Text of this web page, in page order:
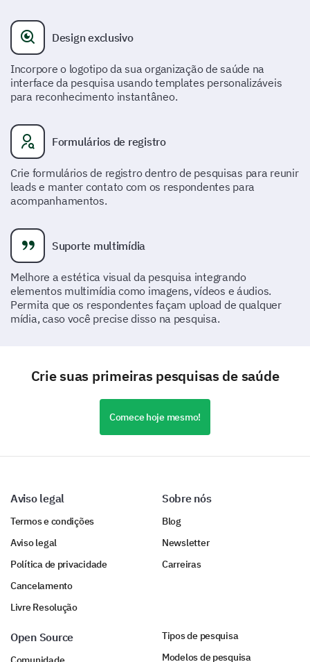
Quão satisfeito você está com a facilidade de
navegação em nossa unidade?
Extremamente satisfeito
Satisfeito
Muito insatisfeito
Seu feedback sobre os cuidados de
acompanhamento e serviços adicionais que
oferecemos nos ajudará a fornecer cuidados
Você se sentiu adequadamente apoiado após
acompanhamento?
Design exclusivo
Incorpore o logotipo da sua organização de saúde na
interface da pesquisa usando templates personalizáveis
para reconhecimento instantâneo.
Formulários de registro
Crie formulários de registro dentro de pesquisas para reunir
leads e manter contato com os respondentes para
acompanhamentos.
Suporte multimídia
Melhore a estética visual da pesquisa integrando
elementos multimídia como imagens, vídeos e áudios.
Permita que os respondentes façam upload de qualquer
mídia, caso você precise disso na pesquisa.
Crie suas primeiras pesquisas de saúde
Comece hoje mesmo!
Aviso legal
Termos e condições
Aviso legal
Política de privacidade
Cancelamento
Livre Resolução
Sobre nós
Blog
Newsletter
Carreiras
Open Source
Tipos de pesquisa
Modelos de pesquisa